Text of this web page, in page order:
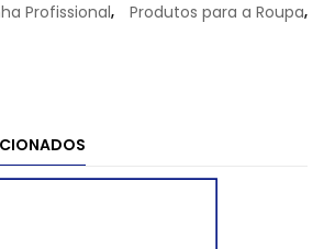
Profissional, Produtos para a Roupa,